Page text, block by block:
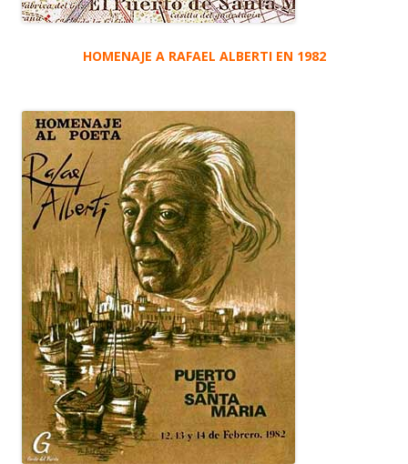
HOMENAJE A RAFAEL ALBERTI EN 1982